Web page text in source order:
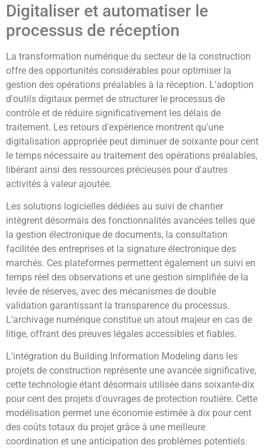
Digitaliser et automatiser le
processus de réception
La transformation numérique du secteur de la construction
offre des opportunités considérables pour optimiser la
gestion des opérations préalables à la réception. L'adoption
d'outils digitaux permet de structurer le processus de
contrôle et de réduire significativement les délais de
traitement. Les retours d'expérience montrent qu'une
digitalisation appropriée peut diminuer de soixante pour cent
le temps nécessaire au traitement des opérations préalables,
libérant ainsi des ressources précieuses pour d'autres
activités à valeur ajoutée.
Les solutions logicielles dédiées au suivi de chantier
intègrent désormais des fonctionnalités avancées telles que
la gestion électronique de documents, la consultation
facilitée des entreprises et la signature électronique des
marchés. Ces plateformes permettent également un suivi en
temps réel des observations et une gestion simplifiée de la
levée de réserves, avec des mécanismes de double
validation garantissant la transparence du processus.
L'archivage numérique constitue un atout majeur en cas de
litige, offrant des preuves légales accessibles et fiables.
L'intégration du Building Information Modeling dans les
projets de construction représente une avancée significative,
cette technologie étant désormais utilisée dans soixante-dix
pour cent des projets d'ouvrages de protection routière. Cette
modélisation permet une économie estimée à dix pour cent
des coûts totaux du projet grâce à une meilleure
coordination et une anticipation des problèmes potentiels.